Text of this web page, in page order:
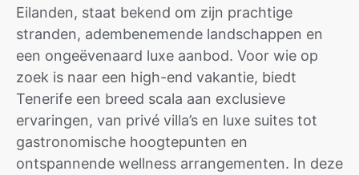
Eilanden, staat bekend om zijn prachtige
stranden, adembenemende landschappen en
een ongeëvenaard luxe aanbod. Voor wie op
zoek is naar een high-end vakantie, biedt
Tenerife een breed scala aan exclusieve
ervaringen, van privé villa’s en luxe suites tot
gastronomische hoogtepunten en
ontspannende wellness arrangementen. In deze